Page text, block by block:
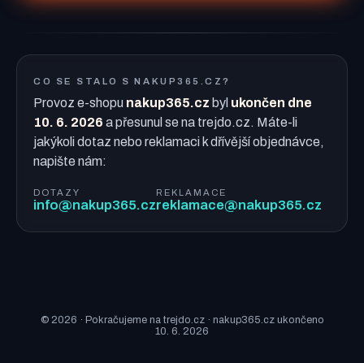
CO SE STALO S NAKUP365.CZ?
Provoz e-shopu nakup365.cz byl ukončen dne
10. 6. 2026 a přesunul se na trejdo.cz. Máte-li
jakýkoli dotaz nebo reklamaci k dřívější objednávce,
napište nám:
DOTAZY
info@nakup365.cz
REKLAMACE
reklamace@nakup365.cz
© 2026 · Pokračujeme na trejdo.cz · nakup365.cz ukončeno
10. 6. 2026